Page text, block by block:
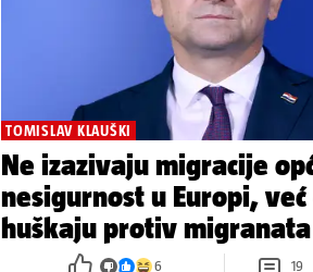
TOMISLAV KLAUŠKI
Ne izazivaju migracije
nesigurnost u Europi,
huškaju protiv migranata
6 19